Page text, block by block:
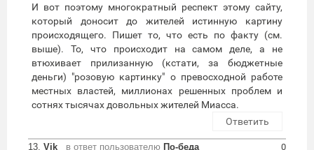
И вот поэтому многократный респект этому сайту,
который доносит до жителей истинную картину
происходящего. Пишет то, что есть по факту (см.
выше). То, что происходит на самом деле, а не
втюхивает прилизанную (кстати, за бюджетные
деньги) "розовую картинку" о превосходной работе
местных властей, миллионах решенных проблем и
сотнях тысячах довольных жителей Миасса.
Ответить
13. Vik в ответ пользователю По-беда
0